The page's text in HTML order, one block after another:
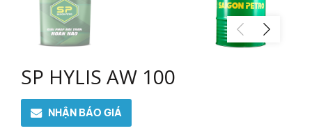
SP HYLIS AW 100
NHẬN BÁO GIÁ